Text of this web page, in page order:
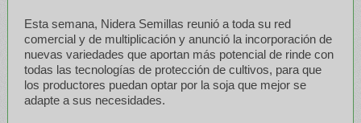
Esta semana, Nidera Semillas reunió a toda su red
comercial y de multiplicación y anunció la incorporación de
nuevas variedades que aportan más potencial de rinde con
todas las tecnologías de protección de cultivos, para que
los productores puedan optar por la soja que mejor se
adapte a sus necesidades.